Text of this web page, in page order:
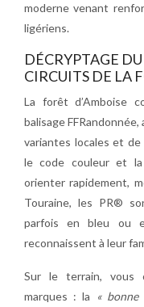
moderne venant
ligériens.
DÉCRYPTAGE
CIRCUITS DE LA
La forêt d’Amboise
balisage
variantes locales et de
le code couleur et
orienter rapidement,
Touraine, les PR®
parfois en bleu ou
reconnaissent à leur
Sur le terrain, vous
marques : la
«